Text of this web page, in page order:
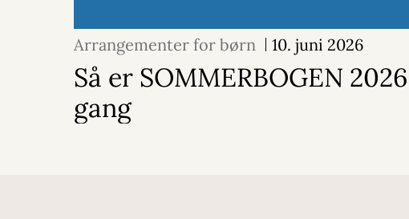
Arrangementer for børn 10. juni 2026
Så er SOMMERBOGEN
gang